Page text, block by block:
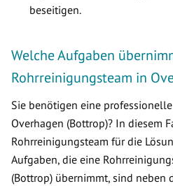
beseitigen.
Welche Aufgaben
Rohrreinigungsteam in
Sie benötigen eine
Overhagen (Bottrop)? In diesem
Rohrreinigungsteam für die
Aufgaben, die eine
(Bottrop) übernimmt, sind neben